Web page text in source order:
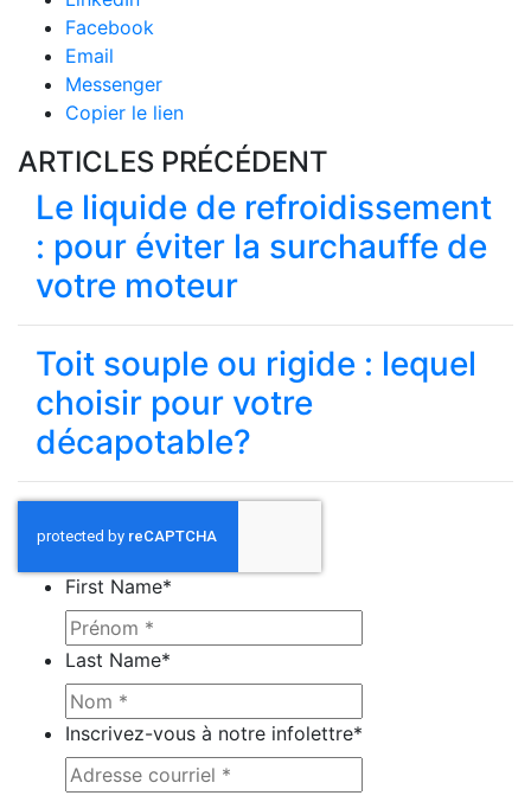
Facebook
Email
Messenger
Copier le lien
ARTICLES PRÉCÉDENT
Le liquide de refroidissement
: pour éviter la surchauffe de
votre moteur
Toit souple ou rigide : lequel
choisir pour votre
décapotable?
First Name*
Last Name*
Inscrivez-vous à notre infolettre*